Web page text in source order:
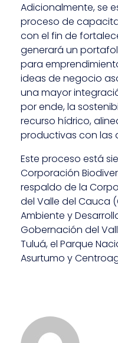
Adicionalmente, se
proceso de
con el fin de
generará un
para
ideas de negocio
una mayor
por ende, la
recurso hídrico,
productivas con las
Este proceso está
Corporación
respaldo de la
del Valle del Cauca
Ambiente y
Gobernación del
Tuluá, el Parque
Asurtumo y